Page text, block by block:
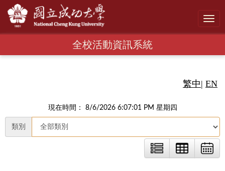
全校活動資訊系統
繁中| EN
現在時間： 8/6/2026 6:07:02 PM 星期四
類別